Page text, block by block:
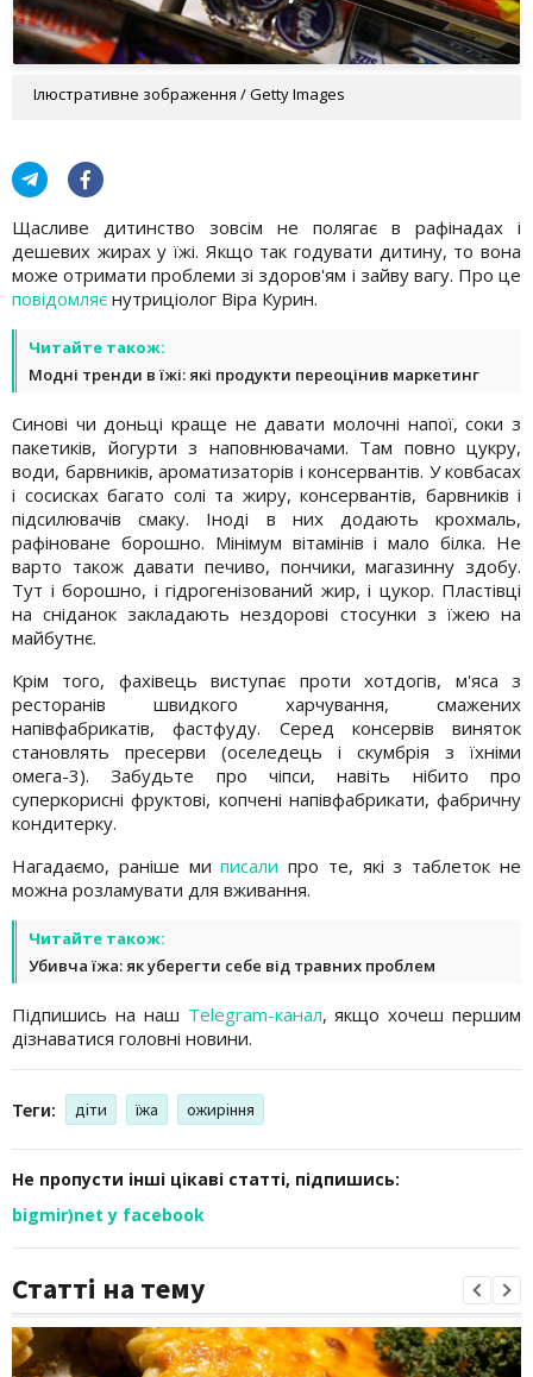
Ілюстративне зображення / Getty Images
Щасливе дитинство зовсім не полягає в рафінадах і
дешевих жирах у їжі. Якщо так годувати дитину, то вона
може отримати проблеми зі здоров'ям і зайву вагу. Про це
повідомляє нутриціолог Віра Курин.
Читайте також:
Модні тренди в їжі: які продукти переоцінив маркетинг
Синові чи доньці краще не давати молочні напої, соки з
пакетиків, йогурти з наповнювачами. Там повно цукру,
води, барвників, ароматизаторів і консервантів. У ковбасах
і сосисках багато солі та жиру, консервантів, барвників і
підсилювачів смаку. Іноді в них додають крохмаль,
рафіноване борошно. Мінімум вітамінів і мало білка. Не
варто також давати печиво, пончики, магазинну здобу.
Тут і борошно, і гідрогенізований жир, і цукор. Пластівці
на сніданок закладають нездорові стосунки з їжею на
майбутнє.
Крім того, фахівець виступає проти хотдогів, м'яса з
ресторанів швидкого харчування, смажених
напівфабрикатів, фастфуду. Серед консервів виняток
становлять пресерви (оселедець і скумбрія з їхніми
омега-3). Забудьте про чіпси, навіть нібито про
суперкорисні фруктові, копчені напівфабрикати, фабричну
кондитерку.
Нагадаємо, раніше миписали про те, які з таблеток не
можна розламувати для вживання.
Читайте також:
Убивча їжа: як уберегти себе від травних проблем
Підпишись на наш Telegram-канал, якщо хочеш першим
дізнаватися головні новини.
Теги: діти їжа ожиріння
Не пропусти інші цікаві статті, підпишись:
bigmir)net у facebook
Статті на тему